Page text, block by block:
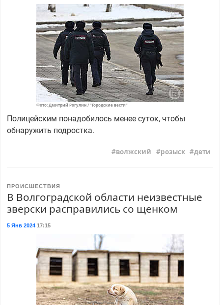
Фото: Дмитрий Рогулин / "Городские вести"
Полицейским понадобилось менее суток, чтобы
обнаружить подростка.
волжский розыск дети
ПРОИСШЕСТВИЯ
В Волгоградской области неизвестные
зверски расправились со щенком
5 Янв 202417:15